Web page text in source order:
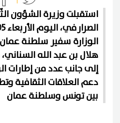
استقبلت وزيرة الشؤون
الوزارة سفير سلطنة عمان
هلال بن عبد الله
إلى جانب عدد من إطارات
دعم العلاقات الثقافية
بين تونس وسلطنة عمان